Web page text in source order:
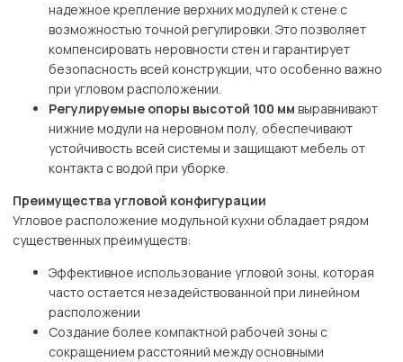
надежное крепление верхних модулей к стене с
возможностью точной регулировки. Это позволяет
компенсировать неровности стен и гарантирует
безопасность всей конструкции, что особенно важно
при угловом расположении.
Регулируемые опоры высотой 100 мм выравнивают
нижние модули на неровном полу, обеспечивают
устойчивость всей системы и защищают мебель от
контакта с водой при уборке.
Преимущества угловой конфигурации
Угловое расположение модульной кухни обладает рядом
существенных преимуществ:
Эффективное использование угловой зоны, которая
часто остается незадействованной при линейном
расположении
Создание более компактной рабочей зоны с
сокращением расстояний между основными